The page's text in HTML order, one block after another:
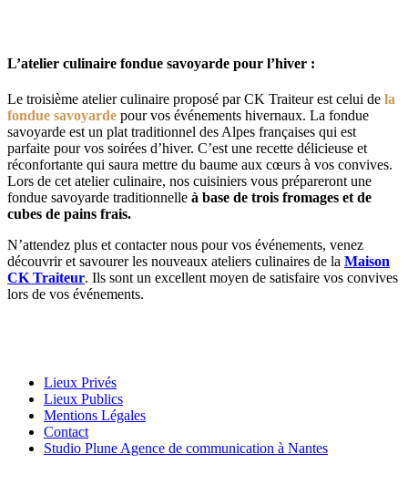
L’atelier culinaire fondue savoyarde pour l’hiver :
Le troisième atelier culinaire proposé par CK Traiteur est celui de la
fondue savoyarde pour vos événements hivernaux. La fondue
savoyarde est un plat traditionnel des Alpes françaises qui est
parfaite pour vos soirées d’hiver. C’est une recette délicieuse et
réconfortante qui saura mettre du baume aux cœurs à vos convives.
Lors de cet atelier culinaire, nos cuisiniers vous prépareront une
fondue savoyarde traditionnelle à base de trois fromages et de
cubes de pains frais.
N’attendez plus et contacter nous pour vos événements, venez
découvrir et savourer les nouveaux ateliers culinaires de la Maison
CK Traiteur. Ils sont un excellent moyen de satisfaire vos convives
lors de vos événements.
Lieux Privés
Lieux Publics
Mentions Légales
Contact
Studio Plune Agence de communication à Nantes